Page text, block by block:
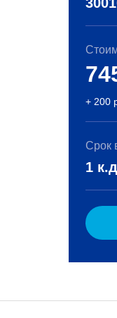
+ 200
Срок
1